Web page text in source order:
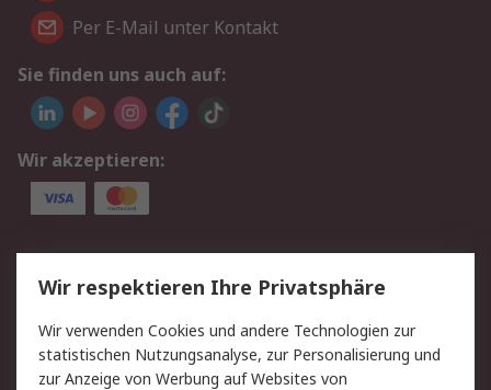
Per E-Mail unter Kontakt
Sie finden uns auch auf:
Wir akzeptieren:
Service
Value Added Services
Lieferlösungen
Rücksendungen
Kontakt
Hilfe
Privatkunden
Wir respektieren Ihre Privatsphäre
Wir verwenden Cookies und andere Technologien zur
statistischen Nutzungsanalyse, zur Personalisierung und
zur Anzeige von Werbung auf Websites von